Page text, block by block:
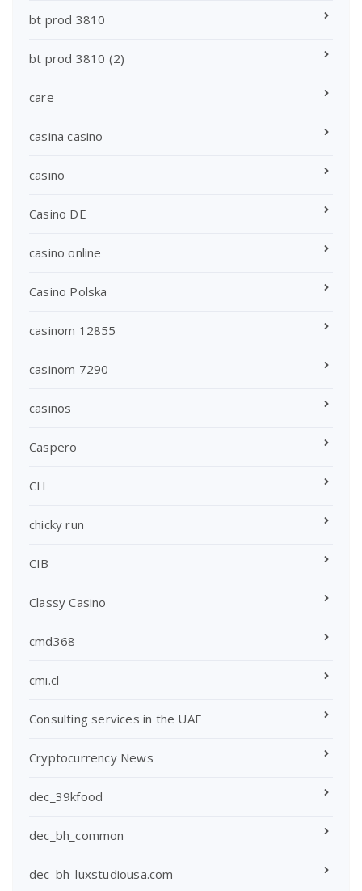
bt prod 3810
bt prod 3810 (2)
care
casina casino
casino
Casino DE
casino online
Casino Polska
casinom 12855
casinom 7290
casinos
Caspero
CH
chicky run
CIB
Classy Casino
cmd368
cmi.cl
Consulting services in the UAE
Cryptocurrency News
dec_39kfood
dec_bh_common
dec_bh_luxstudiousa.com